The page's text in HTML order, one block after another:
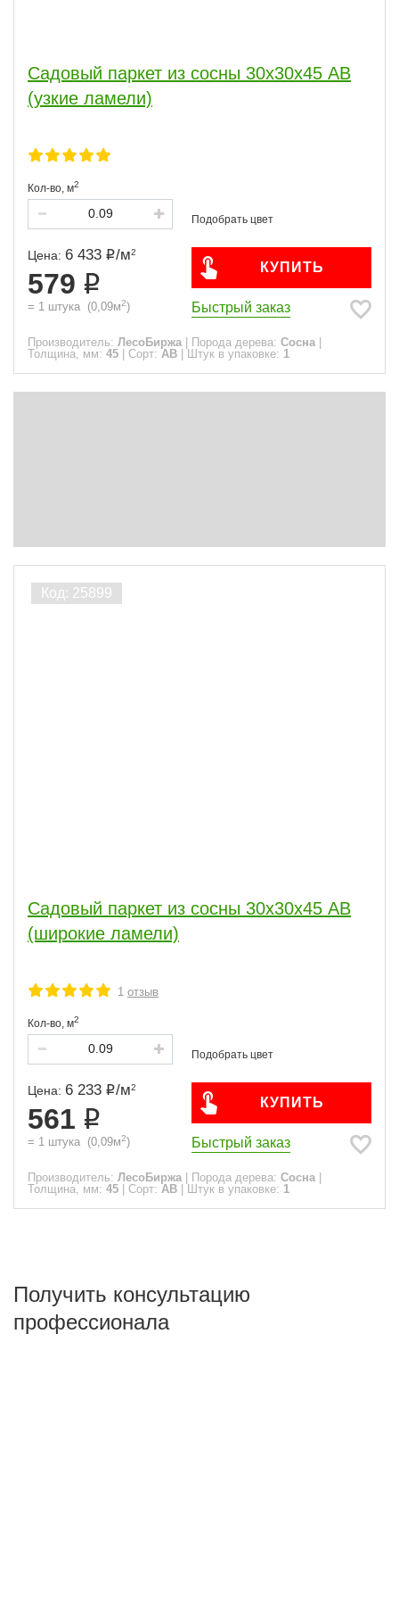
Часто спрашивают
Садовый паркет из сосны 30х30х45 АВ
(узкие ламели)
Кол-во, м2
Цена: 6 433 /м2
579
= 1 штука (0,09м2)
КУПИТЬ
Быстрый заказ
Производитель: ЛесоБиржа Порода дерева: Сосна
Толщина, мм: 45 Сорт: АВ Штук в упаковке: 1
Садовый паркет из сосны 30х30х45 АВ
(широкие ламели)
1 отзыв
Кол-во, м2
Цена: 6 233 /м2
561
= 1 штука (0,09м2)
КУПИТЬ
Быстрый заказ
Производитель: ЛесоБиржа Порода дерева: Сосна
Толщина, мм: 45 Сорт: АВ Штук в упаковке: 1
Получить консультацию
профессионала